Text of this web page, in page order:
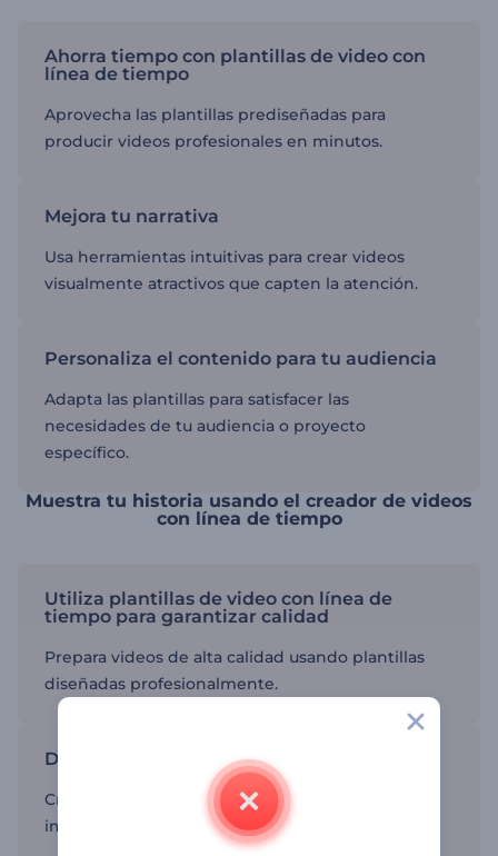
Ahorra tiempo con plantillas de video con
línea de tiempo
Aprovecha las plantillas prediseñadas para
producir videos profesionales en minutos.
Mejora tu narrativa
Usa herramientas intuitivas para crear videos
visualmente atractivos que capten la atención.
Personaliza el contenido para tu audiencia
Adapta las plantillas para satisfacer las
necesidades de tu audiencia o proyecto
específico.
Muestra tu historia usando el creador de videos
con línea de tiempo
Utiliza plantillas de video con línea de
tiempo para garantizar calidad
Prepara videos de alta calidad usando plantillas
diseñadas profesionalmente.
Destaca momentos clave
Crea videos que resalten hitos o eventos
importantes